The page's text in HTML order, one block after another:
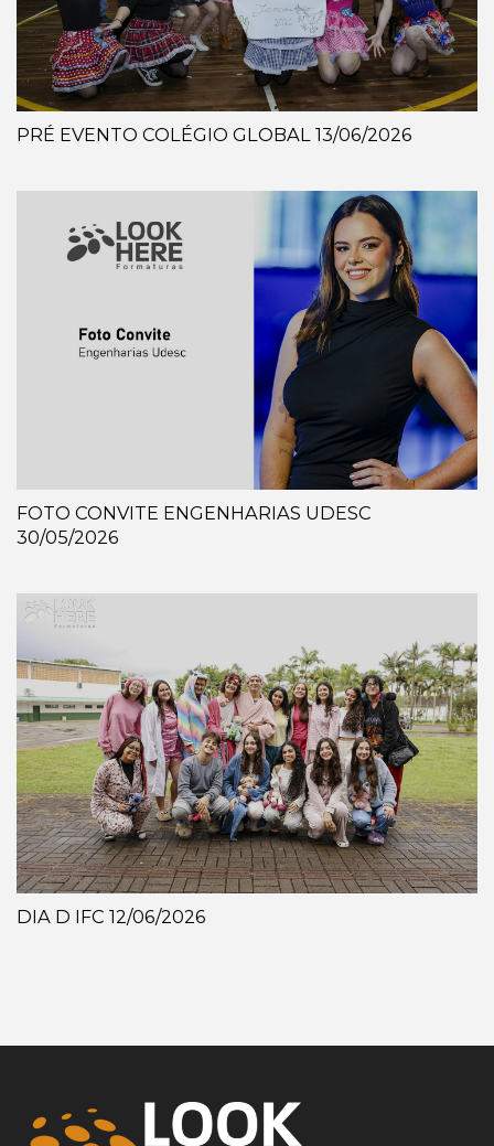
PRÉ EVENTO COLÉGIO GLOBAL 13/06/2026
FOTO CONVITE ENGENHARIAS UDESC
30/05/2026
DIA D IFC 12/06/2026